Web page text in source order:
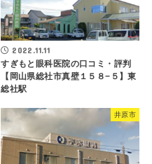
2022.11.11
すぎもと眼科医院の口コミ・評判
【岡山県総社市真壁１５８−５】東
総社駅
井原市